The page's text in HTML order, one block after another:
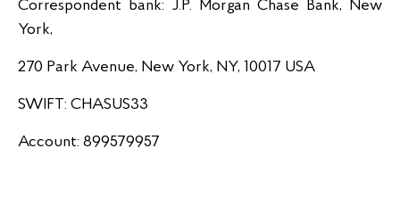
Correspondent bank: J.P. Morgan Chase Bank, New
York,
270 Park Avenue, New York, NY, 10017 USA
SWIFT: CHASUS33
Account: 899579957